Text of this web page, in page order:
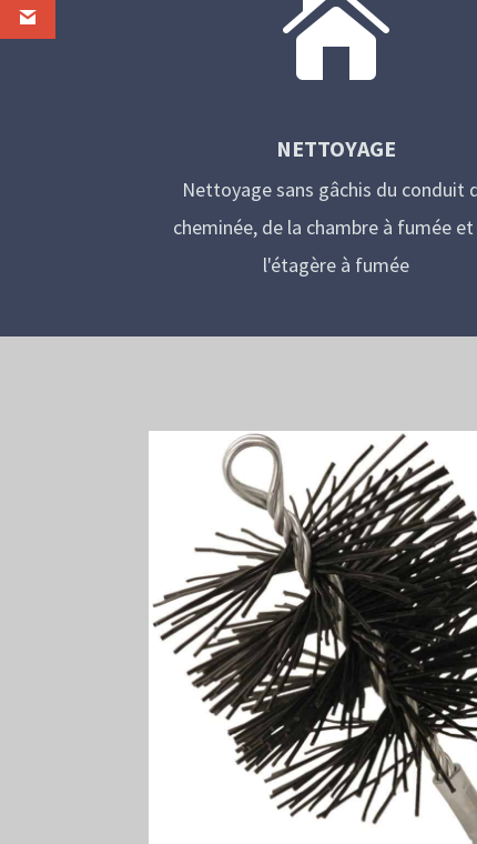

NETTOYAGE
Nettoyage sans gâchis du conduit
cheminée, de la chambre à fumée
l'étagère à fumée